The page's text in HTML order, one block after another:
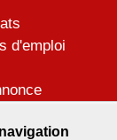
d'emploi